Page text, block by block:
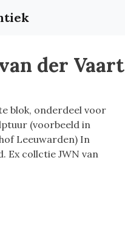
der Vaart
blok, onderdeel voor
(voorbeeld in
Leeuwarden) In
Ex collctie JWN van